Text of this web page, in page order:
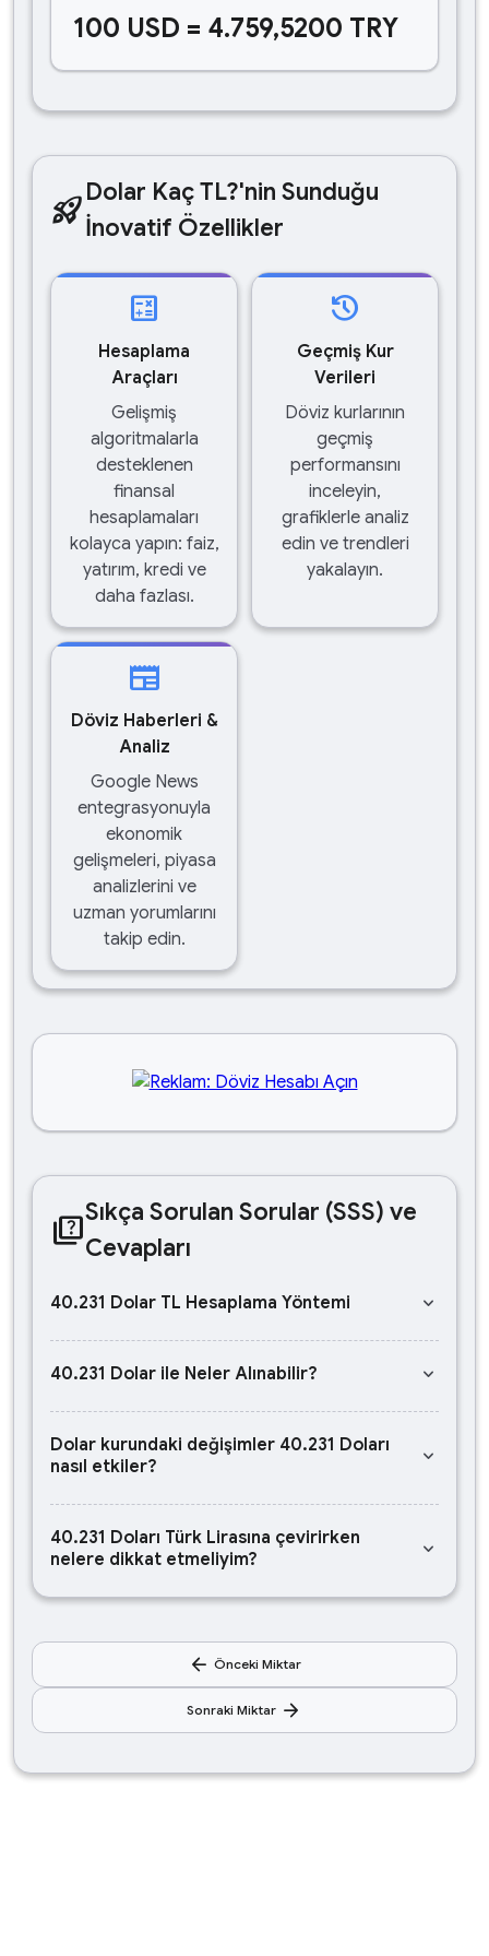
100 USD = 4.759,5200 TRY
rocket_launchDolar Kaç TL?'nin Sunduğu
İnovatif Özellikler
calculate
Hesaplama
Araçları
Gelişmiş
algoritmalarla
desteklenen
finansal
hesaplamaları
kolayca yapın: faiz,
yatırım, kredi ve
daha fazlası.
history
Geçmiş Kur
Verileri
Döviz kurlarının
geçmiş
performansını
inceleyin,
grafiklerle analiz
edin ve trendleri
yakalayın.
newspaper
Döviz Haberleri &
Analiz
Google News
entegrasyonuyla
ekonomik
gelişmeleri, piyasa
analizlerini ve
uzman yorumlarını
takip edin.
quizSıkça Sorulan Sorular (SSS) ve
Cevapları
40.231 Dolar TL Hesaplama Yöntemi keyboard_arrow_down
40.231 Dolar ile Neler Alınabilir? keyboard_arrow_down
Dolar kurundaki değişimler 40.231 Doları
nasıl etkiler?
keyboard_arrow_down
40.231 Doları Türk Lirasına çevirirken
nelere dikkat etmeliyim?
keyboard_arrow_down
arrow_back Önceki Miktar
Sonraki Miktar arrow_forward